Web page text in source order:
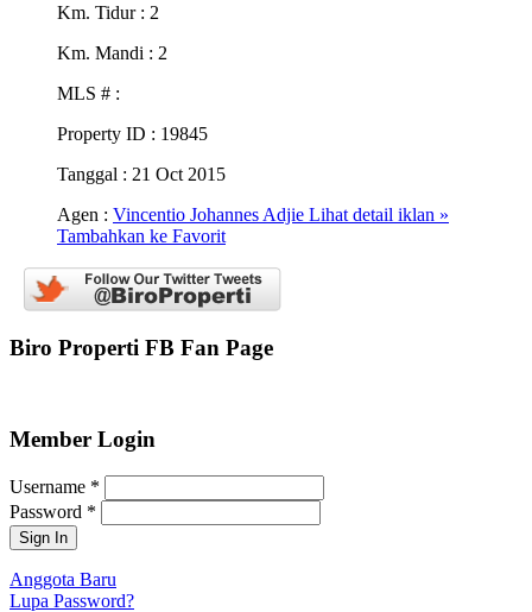
Km. Tidur : 2
Km. Mandi : 2
MLS # :
Property ID : 19845
Tanggal : 21 Oct 2015
Agen : Vincentio Johannes Adjie Lihat detail iklan »
Tambahkan ke Favorit
Biro Properti FB Fan Page
Member Login
Username *
Password *
Anggota Baru
Lupa Password?